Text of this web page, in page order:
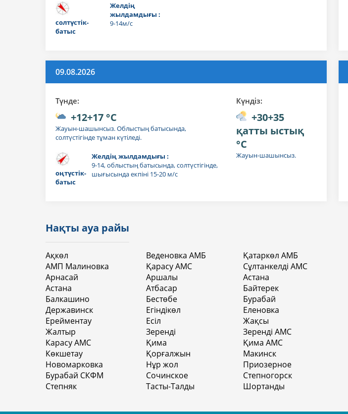
солтүстік-
батыс
Желдің
жылдамдығы :
9-14м/с
09.08.2026
Түнде:
+12+17 °C
Жауын-шашынсыз. Облыстың батысында,
солтүстігінде тұман күтіледі.
оңтүстік-
батыс
Желдің жылдамдығы :
9-14, облыстың батысында, солтүстігінде,
шығысында екпіні 15-20 м/с
Күндiз:
+30+35
қатты ыстық
°C
Жауын-шашынсыз.
Нақты ауа райы
Ақкөл
АМП Малиновка
Арнасай
Астана
Балкашино
Державинск
Ерейментау
Жалтыр
Карасу АМС
Көкшетау
Новомарковка
Бурабай СКФМ
Степняк
Веденовка АМБ
Қарасу АМС
Аршалы
Атбасар
Бестөбе
Егіндікөл
Есіл
Зеренді
Қима
Қорғалжын
Нұр жол
Сочинское
Тасты-Талды
Қатаркөл АМБ
Сұлтанкелді АМС
Астана
Байтерек
Бурабай
Еленовка
Жақсы
Зеренді АМС
Қима АМС
Макинск
Приозерное
Степногорск
Шортанды